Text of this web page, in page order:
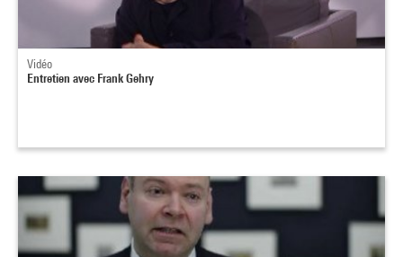
Vidéo
Entretien avec Frank Gehry